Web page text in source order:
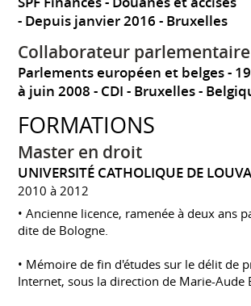
Depuis janvier 2016 Bruxelles
Collaborateur parlementaire
Parlements européen et belges
à juin 2008 CDI Bruxelles
FORMATIONS
Master en droit
UNIVERSITÉ CATHOLIQUE DE
2010 à 2012
• Ancienne licence, ramenée à deux ans
dite de Bologne.
• Mémoire de fin d'études sur le délit de
Internet, sous la direction de Marie-Aude